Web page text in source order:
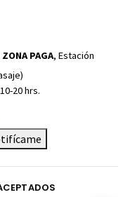
PAGA, Estación
20 hrs.